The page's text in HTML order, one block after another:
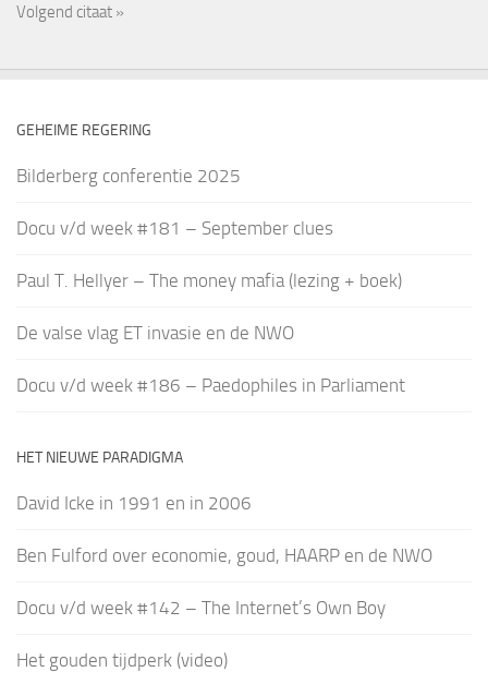
Volgend citaat »
GEHEIME REGERING
Bilderberg conferentie 2025
Docu v/d week #181 – September clues
Paul T. Hellyer – The money mafia (lezing + boek)
De valse vlag ET invasie en de NWO
Docu v/d week #186 – Paedophiles in Parliament
HET NIEUWE PARADIGMA
David Icke in 1991 en in 2006
Ben Fulford over economie, goud, HAARP en de NWO
Docu v/d week #142 – The Internet’s Own Boy
Het gouden tijdperk (video)